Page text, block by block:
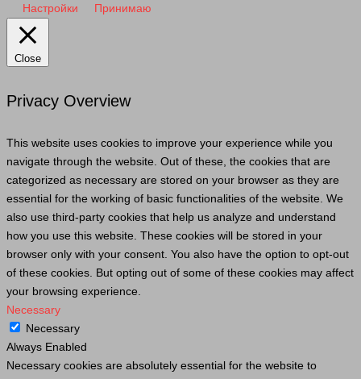
Настройки
Принимаю
Close
Privacy Overview
This website uses cookies to improve your experience while you
navigate through the website. Out of these, the cookies that are
categorized as necessary are stored on your browser as they are
essential for the working of basic functionalities of the website. We
also use third-party cookies that help us analyze and understand
how you use this website. These cookies will be stored in your
browser only with your consent. You also have the option to opt-out
of these cookies. But opting out of some of these cookies may affect
your browsing experience.
Necessary
Necessary
Always Enabled
Necessary cookies are absolutely essential for the website to